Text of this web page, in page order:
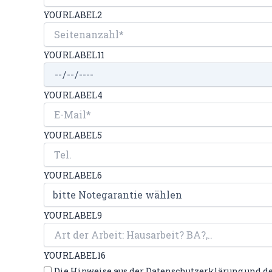
YOURLABEL2
YOURLABEL11
YOURLABEL4
YOURLABEL5
YOURLABEL6
YOURLABEL9
YOURLABEL16